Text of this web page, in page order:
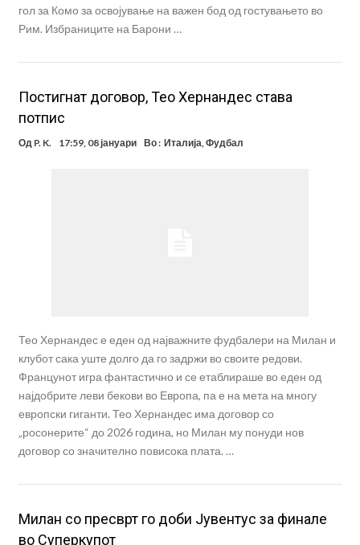
гол за Комо за освојување на важен бод од гостувањето во
Рим. Избраниците на Барони …
Постигнат договор, Тео Хернандес става
потпис
Од P. K. 17:59, 08 јануари Во : Италија,Фудбал
Тео Хернандес е еден од најважните фудбалери на Милан и
клубот сака уште долго да го задржи во своите редови.
Францунот игра фантастично и се етаблираше во еден од
најдобрите леви бекови во Европа, па е на мета на многу
европски гиганти. Тео Хернандес има договор со
„росонерите“ до 2026 година, но Милан му понуди нов
договор со значително повисока плата. …
Милан со пресврт го доби Јувентус за финале
во Суперкупот